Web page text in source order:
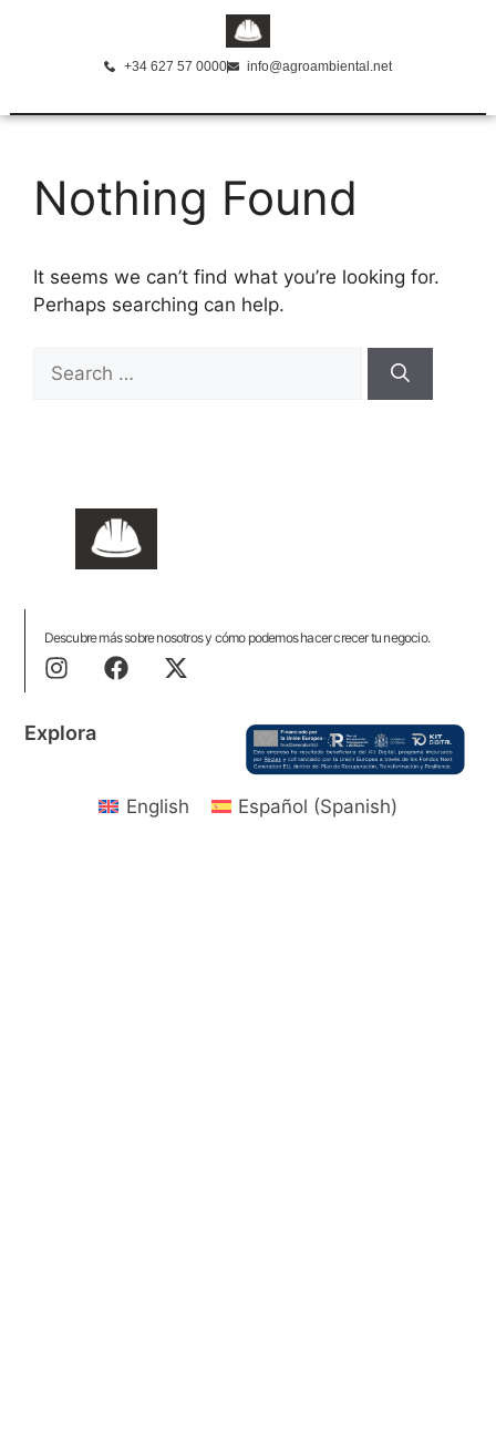
+34 627 57 0000 info@agroambiental.net
Nothing Found
It seems we can’t find what you’re looking for.
Perhaps searching can help.
Descubre más sobre nosotros y cómo podemos hacer crecer tu negocio.
Explora Enlaces Rápidos
English Español (Spanish)